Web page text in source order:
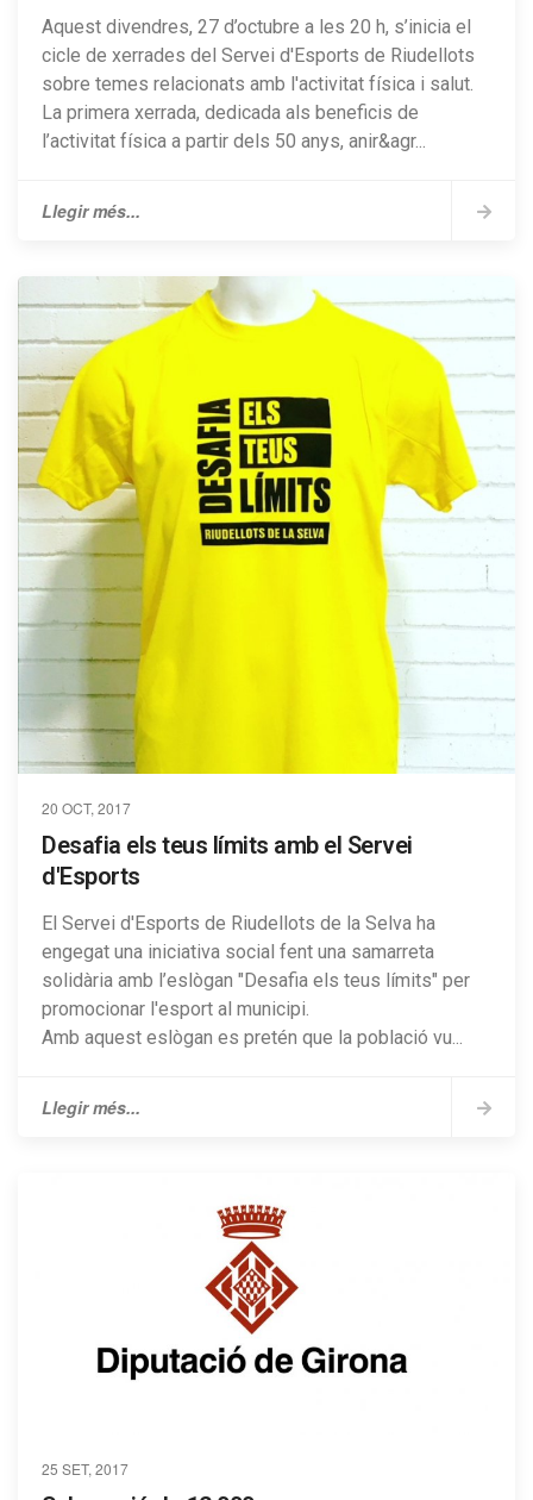
Aquest divendres, 27 d’octubre a les 20 h, s’inicia el
cicle de xerrades del Servei d'Esports de Riudellots
sobre temes relacionats amb l'activitat física i salut.
La primera xerrada, dedicada als beneficis de
l’activitat física a partir dels 50 anys, anir&agr...
Llegir més...
20 OCT, 2017
Desafia els teus límits amb el Servei
d'Esports
El Servei d'Esports de Riudellots de la Selva ha
engegat una iniciativa social fent una samarreta
solidària amb l’eslògan "Desafia els teus límits" per
promocionar l'esport al municipi.
Amb aquest eslògan es pretén que la població vu...
Llegir més...
25 SET, 2017